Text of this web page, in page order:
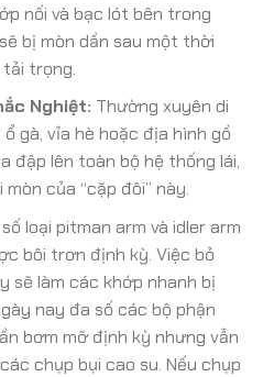
nối và bạc lót bên trong
bị mòn dần sau một thời
tải trọng.
Nghiệt: Thường xuyên di
gà, vỉa hè hoặc địa hình gồ
đập lên toàn bộ hệ thống lái,
của “cặp đôi” này.
loại pitman arm và idler arm
bôi trơn định kỳ. Việc bỏ
sẽ làm các khớp nhanh bị
nay đa số các bộ phận
bơm mỡ định kỳ nhưng vẫn
chụp bụi cao su. Nếu chụp